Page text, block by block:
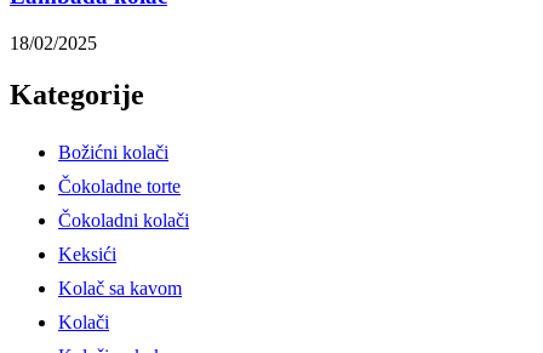
18/02/2025
Kategorije
Božićni kolači
Čokoladne torte
Čokoladni kolači
Keksići
Kolač sa kavom
Kolači